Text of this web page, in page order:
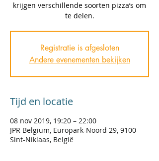
krijgen verschillende soorten pizza’s om
te delen.
Registratie is afgesloten
Andere evenementen bekijken
Tijd en locatie
08 nov 2019, 19:20 – 22:00
JPR Belgium, Europark-Noord 29, 9100
Sint-Niklaas, België